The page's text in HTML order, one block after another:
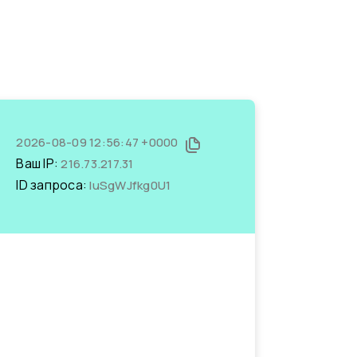
2026-08-09 12:56:47 +0000
Ваш IP:216.73.217.31
ID запроса:luSgWJfkg0U1